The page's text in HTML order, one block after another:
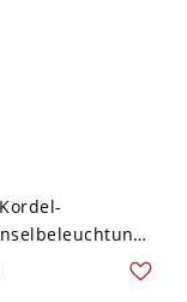
mit 3
& gläserner